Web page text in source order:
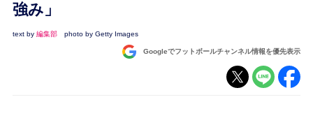
ナショナルチーム
強み」
text by 編集部 photo by Getty Images
Googleでフットボールチャンネル情報を優先表示